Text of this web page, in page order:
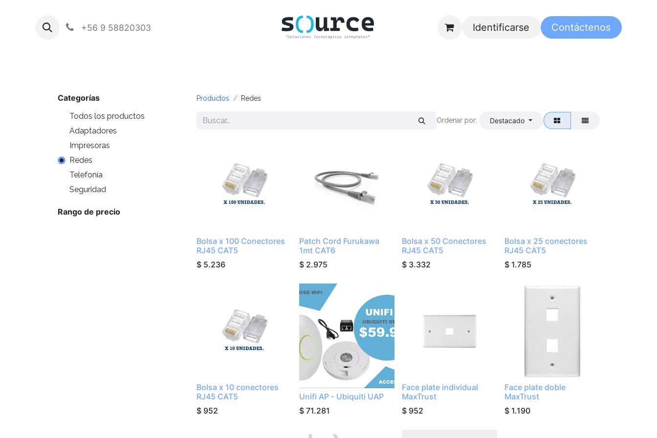
+56 9 58820303 Identificarse Contáctenos
Categorías
Todos los productos
Adaptadores
Impresoras
Redes
Telefonía
Seguridad
Rango de precio
Productos Redes
Ordenar por: Destacado
Bolsa x 100 Conectores
RJ45 CAT5
$ 5.236
Patch Cord Furukawa
1mt CAT6
$ 2.975
Bolsa x 50 Conectores
RJ45 CAT5
$ 3.332
Bolsa x 25 conectores
RJ45 CAT5
$ 1.785
Bolsa x 10 conectores
RJ45 CAT5
$ 952
Unifi AP - Ubiquiti UAP
$ 71.281
Face plate individual
MaxTrust
$ 952
Face plate doble
MaxTrust
$ 1.190